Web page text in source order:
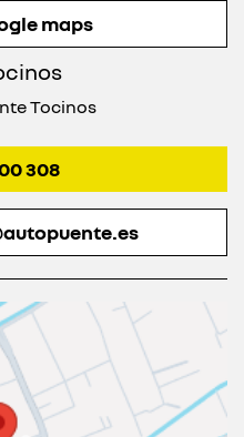
maps
Tocinos
308